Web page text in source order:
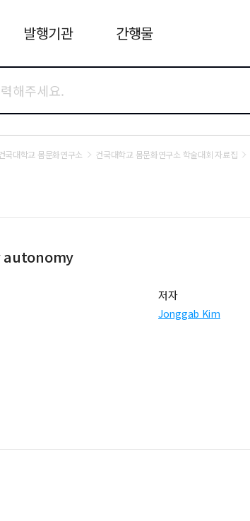
발행기관 간행물
국대학교 몸문화연구소 건국대학교 몸문화연구소 학술대회 자료집
autonomy
저자
Jonggab Kim